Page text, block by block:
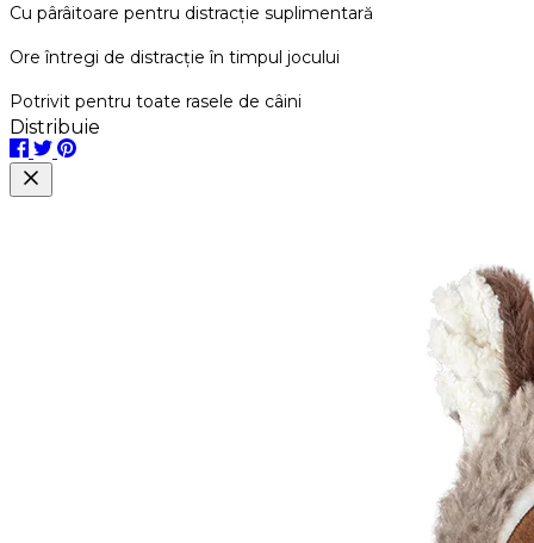
Cu pârâitoare pentru distracție suplimentară
Ore întregi de distracție în timpul jocului
Potrivit pentru toate rasele de câini
Distribuie